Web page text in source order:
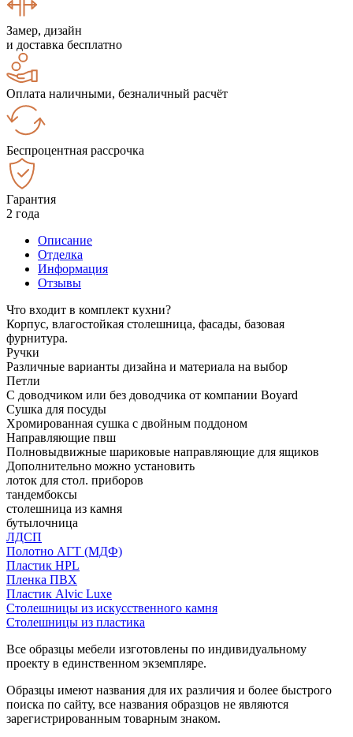
Замер, дизайн
и доставка бесплатно
Оплата наличными, безналичный расчёт
Беспроцентная рассрочка
Гарантия
2 года
Описание
Отделка
Информация
Отзывы
Что входит в комплект кухни?
Корпус, влагостойкая столешница, фасады, базовая
фурнитура.
Ручки
Различные варианты дизайна и материала на выбор
Петли
С доводчиком или без доводчика от компании Boyard
Сушка для посуды
Хромированная сушка с двойным поддоном
Направляющие пвш
Полновыдвижные шариковые направляющие для ящиков
Дополнительно можно установить
лоток для стол. приборов
тандембоксы
столешница из камня
бутылочница
ЛДСП
Полотно АГТ (МДФ)
Пластик HPL
Пленка ПВХ
Пластик Alvic Luxe
Столешницы из искусственного камня
Столешницы из пластика
Все образцы мебели изготовлены по индивидуальному
проекту в единственном экземпляре.
Образцы имеют названия для их различия и более быстрого
поиска по сайту, все названия образцов не являются
зарегистрированным товарным знаком.